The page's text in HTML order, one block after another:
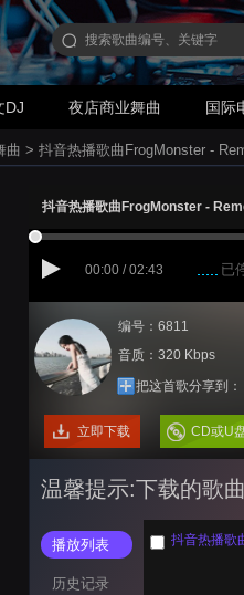
DJ 夜店商业舞曲 国际
曲 > 抖音热播歌曲FrogMonster -
抖音热播歌曲FrogMonster -
00:00 / 02:43 已
编号：6811
音质：320 Kbps
把这首歌分享到：
立即下载 CD或U
温馨提示:下载的歌
播放列表
历史记录
抖音热播歌